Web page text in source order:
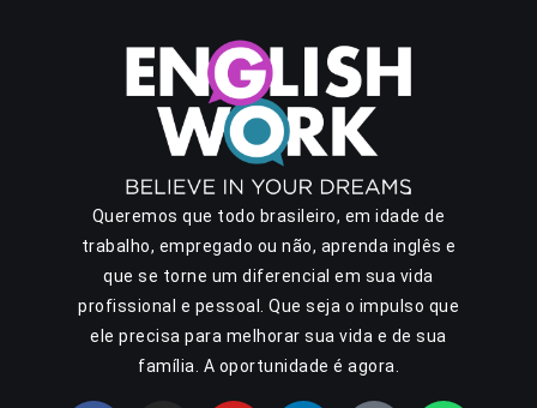
Queremos que todo brasileiro, em idade de
trabalho, empregado ou não, aprenda inglês e
que se torne um diferencial em sua vida
profissional e pessoal. Que seja o impulso que
ele precisa para melhorar sua vida e de sua
família. A oportunidade é agora.